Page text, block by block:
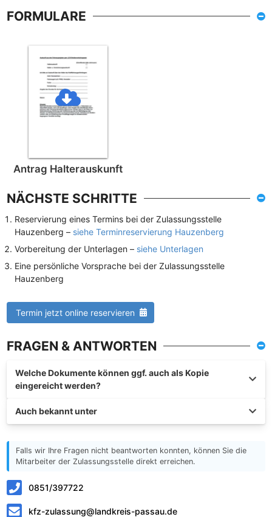
FORMULARE
Antrag Halterauskunft
NÄCHSTE SCHRITTE
Reservierung eines Termins bei der Zulassungsstelle
Hauzenberg – siehe Terminreservierung Hauzenberg
Vorbereitung der Unterlagen – siehe Unterlagen
Eine persönliche Vorsprache bei der Zulassungsstelle
Hauzenberg
Termin jetzt online reservieren
FRAGEN & ANTWORTEN
Welche Dokumente können ggf. auch als Kopie
eingereicht werden?
Auch bekannt unter
Falls wir Ihre Fragen nicht beantworten konnten, können Sie die
Mitarbeiter der Zulassungsstelle direkt erreichen.
0851/397722
kfz-zulassung@landkreis-passau.de